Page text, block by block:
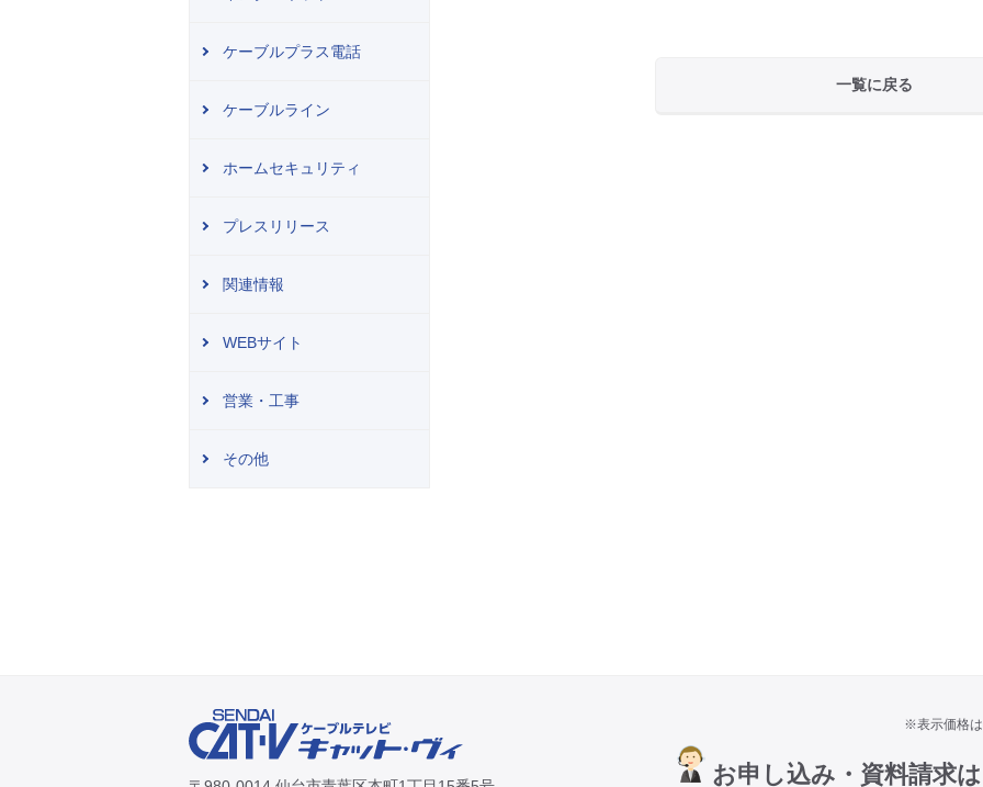
一覧に戻る
ケーブルプラス電話
ケーブルライン
ホームセキュリティ
プレスリリース
関連情報
WEBサイト
営業・工事
その他
※表示価格
お申し込み・資料請求